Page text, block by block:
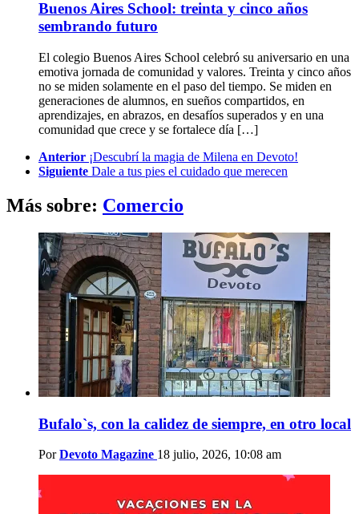
Buenos Aires School: treinta y cinco años
sembrando futuro
El colegio Buenos Aires School celebró su aniversario en una
emotiva jornada de comunidad y valores. Treinta y cinco años
no se miden solamente en el paso del tiempo. Se miden en
generaciones de alumnos, en sueños compartidos, en
aprendizajes, en abrazos, en desafíos superados y en una
comunidad que crece y se fortalece día […]
more
Anterior ¡Descubrí la magia de Milena en Devoto!
Siguiente Dale a tus pies el cuidado que merecen
Más sobre: Comercio
Bufalo`s, con la calidez de siempre, en otro local
Por Devoto Magazine 18 julio, 2026, 10:08 am